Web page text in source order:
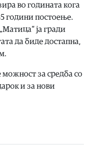
во годината кога
години постоење.
ја гради
да биде достапна,
можност за средба со
и за нови